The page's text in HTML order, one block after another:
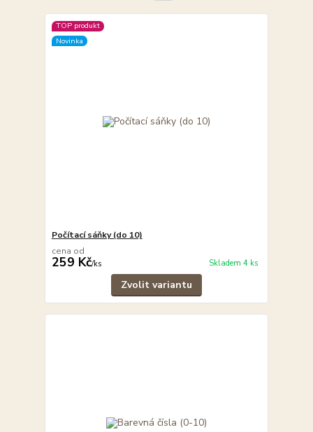
TOP produkt
Novinka
Počítací sáňky (do 10)
cena od
259 Kč/ks Skladem 4 ks
Zvolit variantu